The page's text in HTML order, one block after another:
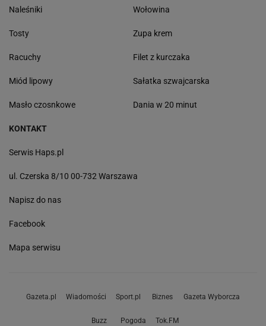
Naleśniki
Tosty
Racuchy
Miód lipowy
Masło czosnkowe
Wołowina
Zupa krem
Filet z kurczaka
Sałatka szwajcarska
Dania w 20 minut
KONTAKT
Serwis Haps.pl
ul. Czerska 8/10 00-732 Warszawa
Napisz do nas
Facebook
Mapa serwisu
Gazeta.pl Wiadomości Sport.pl Biznes Gazeta Wyborcza
Buzz Pogoda Tok.FM